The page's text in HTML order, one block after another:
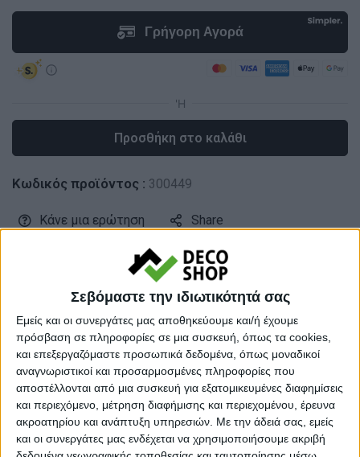
Σεβόμαστε την ιδιωτικότητά σας
Εμείς και οι συνεργάτες μας αποθηκεύουμε και/ή έχουμε
πρόσβαση σε πληροφορίες σε μια συσκευή, όπως τα cookies,
και επεξεργαζόμαστε προσωπικά δεδομένα, όπως μοναδικοί
αναγνωριστικοί και προσαρμοσμένες πληροφορίες που
αποστέλλονται από μια συσκευή για εξατομικευμένες διαφημίσεις
και περιεχόμενο, μέτρηση διαφήμισης και περιεχομένου, έρευνα
ακροατηρίου και ανάπτυξη υπηρεσιών. Με την άδειά σας, εμείς
και οι συνεργάτες μας ενδέχεται να χρησιμοποιήσουμε ακριβή
Προσθήκη στο καλάθι
Κωδικός προϊόντος : 300449
Κάνε μια ερώτηση Share
ΜΠΟΥΦΕΔΕΣ
ΜΠΟΥΦΕΔΕΣ
Μάρκα:Megapap
Εγγυημένες & Ασφαλείς Συναλλαγές